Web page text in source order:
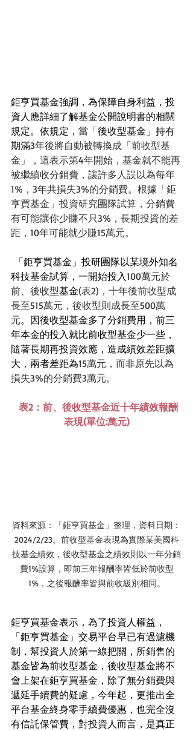
鉅亨買基金強調，為保障自身利益，投
資人應詳細了解基金公開說明書的相關
規定。依規定，當「後收型基金」持有
期滿3年後將自動被轉換成「前收型基
金」，這表示第4年開始，基金就不能再
被繼續收分銷費，讓許多人誤以為每年
1%，3年共損失3%的分銷費。根據「鉅
亨買基金」投資研究團隊試算，分銷費
有可能讓你少賺不只3%，長期投資的差
距，10年可能就少賺15萬元。
「鉅亨買基金」投研團隊以某境外知名
科技基金試算，一開始投入100萬元於
前、後收型基金(表2)，十年後前收型成
長至515萬元，後收型則成長至500萬
元。因後收型基金多了分銷費用，前三
年本金的投入就比前收型基金少一些，
隨著長期再投資效應，造成績效差距擴
大，兩者差距為15萬元，而非原先以為
損失3%的分銷費3萬元。
表2：前、後收型基金近十年績效報酬
表現(單位:萬元)
資料來源：「鉅亨買基金」整理，資料日期：
2024/2/23。前收型基金表現為實際某美國科
技基金績效，後收型基金之績效則以一年分銷
費1%設算，即前三年報酬率皆低於前收型
1%，之後報酬率皆與前收級別相同。
鉅亨買基金表示，為了投資人權益，
「鉅亨買基金」交易平台早已有過濾機
制，幫投資人於第一線把關，所銷售的
基金皆為前收型基金，後收型基金將不
會上架在鉅亨買基金，除了無分銷費與
遞延手續費的疑慮，今年起，更推出全
平台基金終身零手續費優惠，也完全沒
有信託保管費，對投資人而言，是真正